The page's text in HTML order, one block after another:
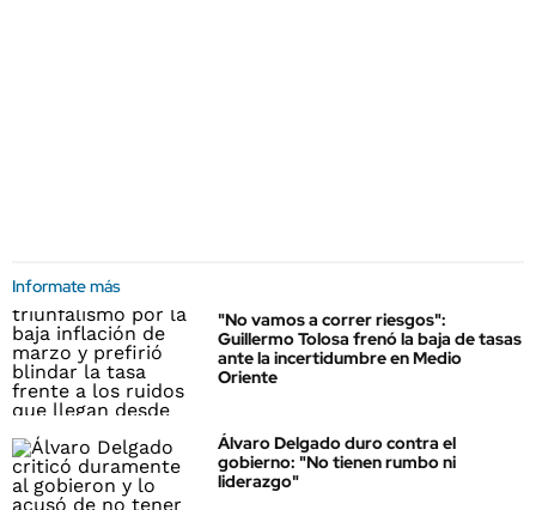
Informate más
"No vamos a correr riesgos":
Guillermo Tolosa frenó la baja de tasas
ante la incertidumbre en Medio
Oriente
Álvaro Delgado duro contra el
gobierno: "No tienen rumbo ni
liderazgo"